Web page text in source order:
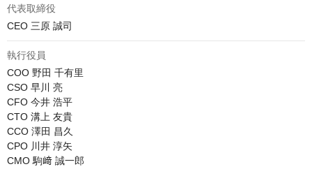
代表取締役
CEO 三原 誠司
執行役員
COO 野田 千有里
CSO 早川 亮
CFO 今井 浩平
CTO 溝上 友貴
CCO 澤田 昌久
CPO 川井 淳矢
CMO 駒﨑 誠一郎